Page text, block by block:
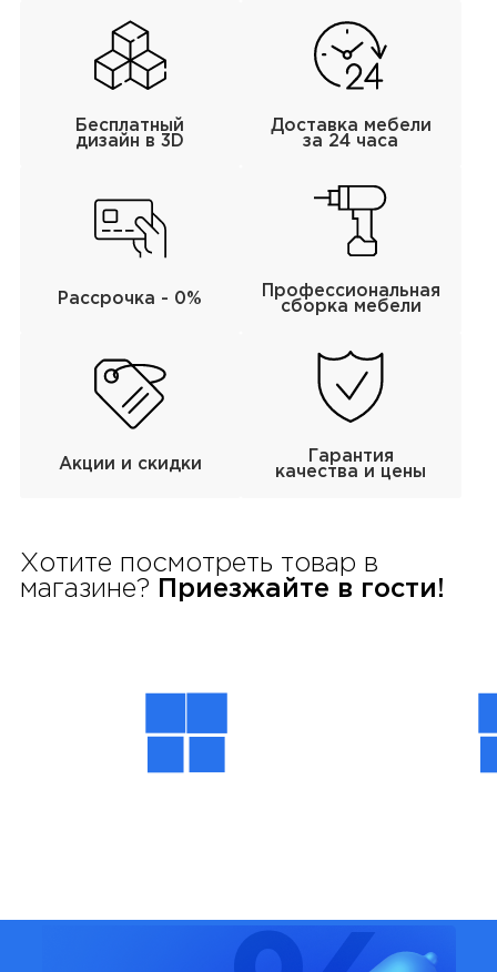
Бесплатный
дизайн в 3D
Доставка мебели
за 24 часа
Рассрочка - 0%
Профессиональная
сборка мебели
Акции и скидки
Гарантия
качества и цены
Хотите посмотреть товар в
магазине? Приезжайте в гости!